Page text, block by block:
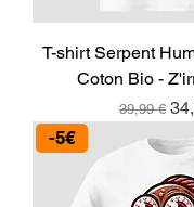
T-shirt Serpent
Coton Bio -
Prix
39,99 €
-5€